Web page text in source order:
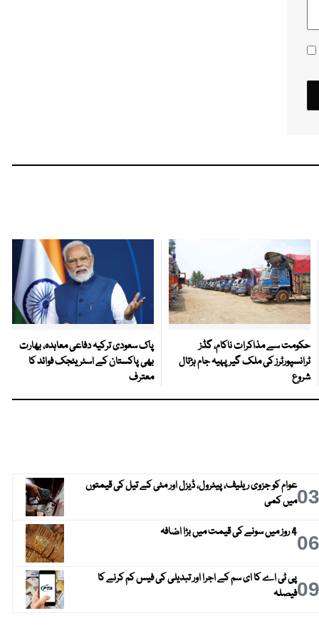
حکومت سے مذاکرات ناکام، گڈز
ٹرانسپورٹرز کی ملک گیر پہیہ جام ہڑتال
شروع
پاک سعودی ترکیہ دفاعی معاہدہ، بھارت
بھی پاکستان کے اسٹریٹجک فوائد کا
معترف
03عوام کو جزوی ریلیف، پیٹرول، ڈیزل اور مٹی کے تیل کی قیمتوں
میں کمی
064 روز میں سونے کی قیمت میں بڑا اضافہ
09پی ٹی اے کا ای سم کے اجرا اور تبدیلی کی فیس کم کرنے کا
فیصلہ